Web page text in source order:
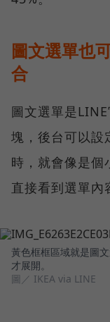
圖文選單也
合
圖文選單是
塊，後台可以設
時，就會像是個
直接看到選單內
黃色框框區域就是圖
才展開。
圖／ IKEA via LINE